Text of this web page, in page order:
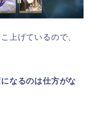
上げているので、
なるのは仕方がな